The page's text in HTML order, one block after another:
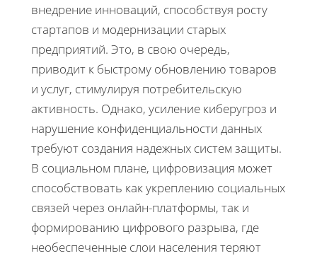
внедрение инноваций, способствуя росту
стартапов и модернизации старых
предприятий. Это, в свою очередь,
приводит к быстрому обновлению товаров
и услуг, стимулируя потребительскую
активность. Однако, усиление киберугроз и
нарушение конфиденциальности данных
требуют создания надежных систем защиты.
В социальном плане, цифровизация может
способствовать как укреплению социальных
связей через онлайн-платформы, так и
формированию цифрового разрыва, где
необеспеченные слои населения теряют